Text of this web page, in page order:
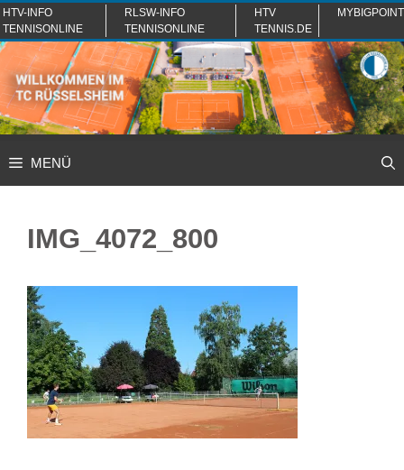
Zum
Inhalt
springen
HTV-INFO
TENNISONLINE
RLSW-INFO
TENNISONLINE
HTV
TENNIS.DE
MYBIGPOINT
MENÜ
IMG_4072_800